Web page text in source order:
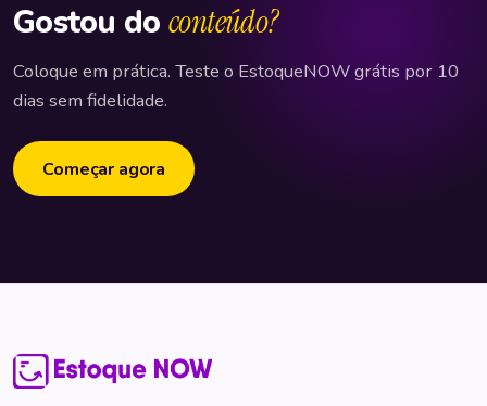
Gostou do conteúdo?
Coloque em prática. Teste o EstoqueNOW grátis por 10
dias sem fidelidade.
Começar agora